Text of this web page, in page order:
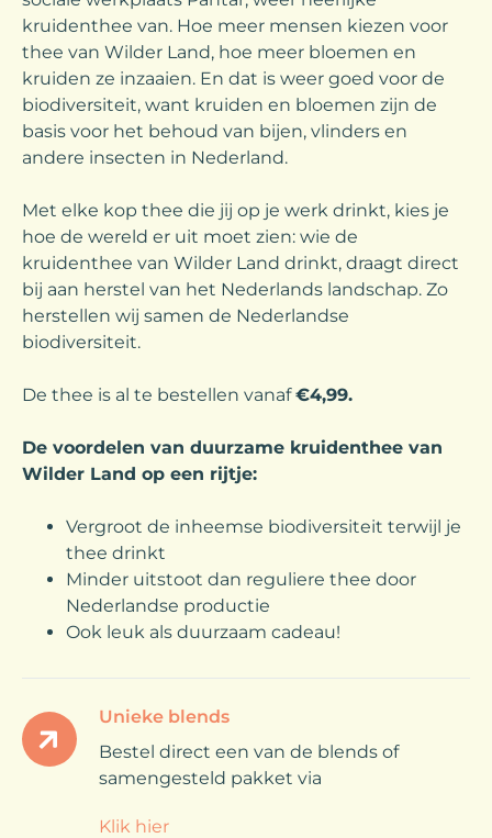
kruidenthee van. Hoe meer mensen kiezen voor
thee van Wilder Land, hoe meer bloemen en
kruiden ze inzaaien. En dat is weer goed voor de
biodiversiteit, want kruiden en bloemen zijn de
basis voor het behoud van bijen, vlinders en
andere insecten in Nederland.
Met elke kop thee die jij op je werk drinkt, kies je
hoe de wereld er uit moet zien: wie de
kruidenthee van Wilder Land drinkt, draagt direct
bij aan herstel van het Nederlands landschap. Zo
herstellen wij samen de Nederlandse
biodiversiteit.
De thee is al te bestellen vanaf€4,99.
De voordelen van duurzame kruidenthee van
Wilder Land op een rijtje:
Vergroot de inheemse biodiversiteit terwijl je
thee drinkt
Minder uitstoot dan reguliere thee door
Nederlandse productie
Ook leuk als duurzaam cadeau!
Unieke blends
Bestel direct een van de blends of
samengesteld pakket via
Klik hier